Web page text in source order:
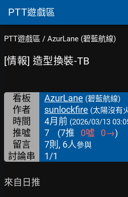
PTT遊戲區
PTT遊戲區 / AzurLane (碧藍航線)
[情報] 造型換裝-TB
看板 AzurLane (碧藍航線)
作者 sunlockfire (太陽沒有
時間 4月前 (2026/03/13
推噓 7 (7推 0噓 0→)
留言
7則, 6人參與
討論串 1/1
來自日推